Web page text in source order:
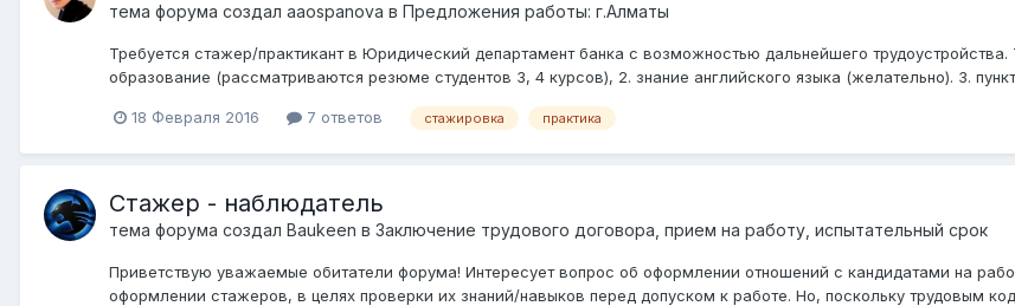
тема форума создал aaospanova в Предложения работы: г.Алматы
Требуется стажер/практикант в Юридический департамент банка с возможностью дальнейшего
образование (рассматриваются резюме студентов 3, 4 курсов), 2. знание английского языка (желательно). 3.
18 Февраля 2016 7 ответов стажировка практика
Стажер - наблюдатель
тема форума создал Baukeen в Заключение трудового договора, прием на работу, испытательный срок
Приветствую уважаемые обитатели форума! Интересует вопрос об оформлении отношений с кандидатами на
оформлении стажеров, в целях проверки их знаний/навыков перед допуском к работе. Но, поскольку трудовым